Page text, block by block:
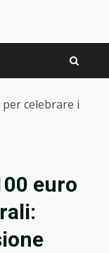
celebrare i
euro